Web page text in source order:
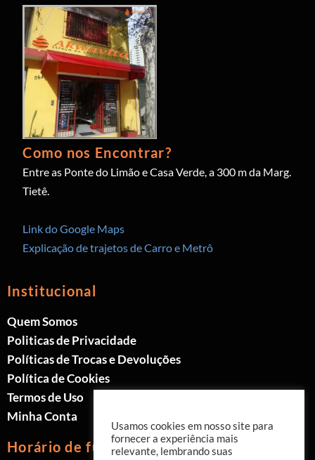
Como nos Encontrar?
Entre as Ponte do Limão e Casa Verde, a 300 m da Marg.
Tietê.
Link do Google Maps
Explicação de trajetos de Carro e Metrô
Institucional
Quem Somos
Politicas de Privacidade
Políticas de Trocas e Devoluções
Política de Cookies
Termos de Uso
Minha Conta
Horário de funcionamento
Usamos cookies em nosso site para
fornecer a experiência mais
relevante, lembrando suas